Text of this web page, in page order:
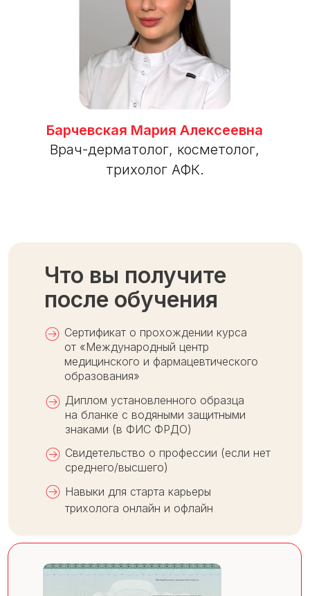
Барчевская Мария Алексеевна
Врач-дерматолог, косметолог,
трихолог АФК.
Сертификат о прохождении курса
от «Международный центр
медицинского и фармацевтического
образования»
Диплом установленного образца
на бланке с водяными защитными
знаками (в ФИС ФРДО)
Свидетельство о профессии (если нет
среднего/высшего)
Навыки для старта карьеры
трихолога онлайн и офлайн
Что вы получите
после обучения